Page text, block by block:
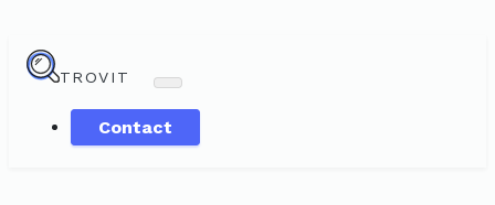
TROVIT
Contact